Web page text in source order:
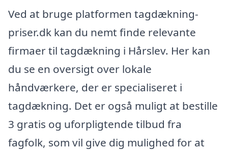
Ved at bruge platformen tagdækning-
priser.dk kan du nemt finde relevante
firmaer til tagdækning i Hårslev. Her kan
du se en oversigt over lokale
håndværkere, der er specialiseret i
tagdækning. Det er også muligt at bestille
3 gratis og uforpligtende tilbud fra
fagfolk, som vil give dig mulighed for at